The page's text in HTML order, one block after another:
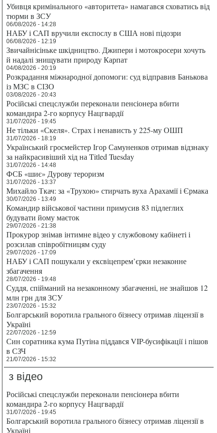
Убивця кримінального «авторитета» намагався сховатись від
тюрми в ЗСУ
06/08/2026 - 14:28
НАБУ і САП вручили експослу в США нові підозри
06/08/2026 - 12:19
Звичайнісіньке шкідництво. Джипери і мотокросери хочуть
й надалі знищувати природу Карпат
04/08/2026 - 20:19
Розкрадання міжнародної допомоги: суд відправив Банькова
із МЗС в СІЗО
03/08/2026 - 20:43
Російські спецслужби переконали пенсіонера вбити
командира 2-го корпусу Нацгвардії
31/07/2026 - 19:45
Не тільки «Скеля». Страх і ненависть у 225-му ОШП
31/07/2026 - 18:19
Український гросмейстер Ігор Самуненков отримав відзнаку
за найкрасивіший хід на Titled Tuesday
31/07/2026 - 14:48
ФСБ «шиє» Дурову тероризм
31/07/2026 - 13:37
Михайло Ткач: за «Трухою» стирчать вуха Арахамії і Єрмака
30/07/2026 - 13:49
Командир військової частини примусив 83 підлеглих
будувати йому маєток
29/07/2026 - 21:38
Прокурор знімав інтимне відео у службовому кабінеті і
розсилав співробітницям суду
29/07/2026 - 17:09
НАБУ і САП пошукали у ексвіцепрем’єрки незаконне
збагачення
28/07/2026 - 19:48
Суддя, спійманий на незаконному збагаченні, не знайшов 12
млн грн для ЗСУ
23/07/2026 - 15:32
Болгарський воротила грального бізнесу отримав ліцензії в
Україні
22/07/2026 - 12:59
Син соратника кума Путіна піддався VIP-бусифікації і пішов
в СЗЧ
21/07/2026 - 15:32
з відео
Російські спецслужби переконали пенсіонера вбити
командира 2-го корпусу Нацгвардії
31/07/2026 - 19:45
Болгарський воротила грального бізнесу отримав ліцензії в
Україні